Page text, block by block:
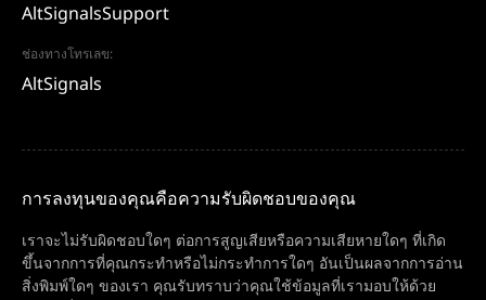
AltSignalsSupport
ช่องทางโทรเลข:
AltSignals
การลงทุนของคุณคือความรับผิดชอบของคุณ
เราจะไม่รับผิดชอบใดๆ ต่อการสูญเสียหรือความเสียหายใดๆ ที่เกิด
ขึ้นจากการที่คุณกระทำหรือไม่กระทำการใดๆ อันเป็นผลจากการอ่าน
สิ่งพิมพ์ใดๆ ของเรา คุณรับทราบว่าคุณใช้ข้อมูลที่เรามอบให้ด้วย